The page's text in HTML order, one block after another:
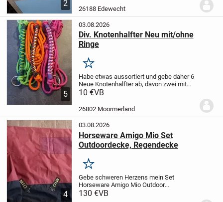
2
halten ect. Hält alles trocken und
26188 Edewecht
5
03.08.2026
Div. Knotenhalfter Neu mit/ohne
Ringe
Merken
Habe etwas aussortiert und gebe daher 6
Neue Knotenhalfter ab, davon zwei mit
Ringen. Größe VB/WB. Diese lagen nicht
sind teils sogar noch verpackt.
10 €VB
26802 Moormerland
4
03.08.2026
Horseware Amigo Mio Set
Outdoordecke, Regendecke
Merken
Gebe schweren Herzens mein Set
Horseware Amigo Mio Outdoor
Regendecken ab.
130 €VB